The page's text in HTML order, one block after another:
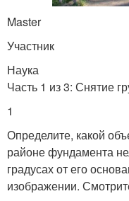
Подвал в частном
Погреб из
Master
Участник
Наука
Часть 1 из 3: Снятие
1
Определите, какой
районе фундамента
градусах от его
изображении.